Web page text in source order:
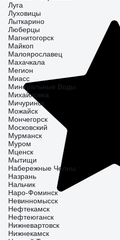
Луга
Луховицы
Лыткарино
Люберцы
Магнитогорск
Майкоп
Малоярославец
Махачкала
Мегион
Миасс
Минеральные Воды
Михайловка
Мичуринск
Можайск
Мончегорск
Московский
Мурманск
Муром
Мценск
Мытищи
Набережные Челны
Назрань
Нальчик
Наро-Фоминск
Невинномысск
Нефтекамск
Нефтеюганск
Нижневартовск
Нижнекамск